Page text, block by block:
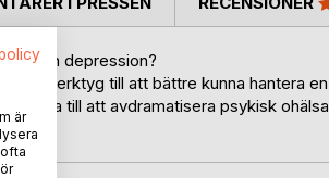
och depression?
verktyg till att bättre kunna hantera
hjälpa till att avdramatisera psykisk
är